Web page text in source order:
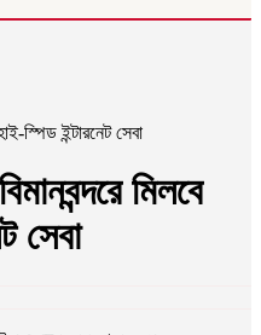
স্পিড ইন্টারনেট সেবা
মিলবে
সেবা